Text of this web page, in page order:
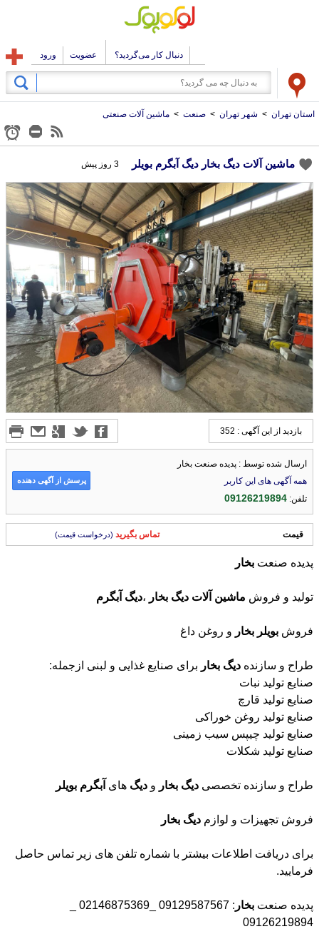
دنبال کار می‌گردید؟ عضویت ورود
استان تهران > شهر تهران > صنعت > ماشین آلات صنعتی
ماشین آلات دیگ بخار دیگ آبگرم بویلر 3 روز پیش
بازدید از این آگهی : 352
ارسال شده توسط : پدیده صنعت بخار
همه آگهی های این کاربر
تلفن:09126219894
پرسش از آگهی دهنده
قیمت تماس بگیرید (درخواست قیمت)
پدیده صنعت بخار
تولید و فروش ماشین آلات دیگ بخار ،دیگ آبگرم
فروش بویلر بخار و روغن داغ
طراح و سازنده دیگ بخار برای صنایع غذایی و لبنی ازجمله:
صنایع تولید نبات
صنایع تولید قارچ
صنایع تولید روغن خوراکی
صنایع تولید چیپس سیب زمینی
صنایع تولید شکلات
طراح و سازنده تخصصی دیگ بخار و دیگ های آبگرم بویلر
فروش تجهیزات و لوازم دیگ بخار
برای دریافت اطلاعات بیشتر با شماره تلفن های زیر تماس حاصل
فرمایید.
پدیده صنعت بخار
09126219894